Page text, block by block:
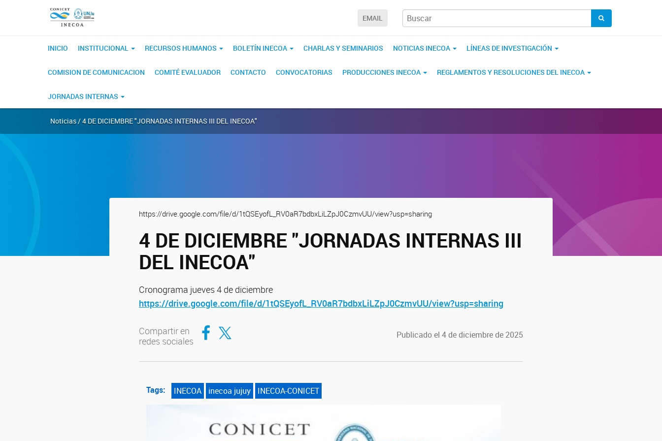
EMAIL
INICIO INSTITUCIONAL RECURSOS HUMANOS BOLETÍN INECOA CHARLAS Y SEMINARIOS NOTICIAS INECOA LÍNEAS DE INVESTIGACIÓN
COMISION DE COMUNICACION COMITÉ EVALUADOR CONTACTO CONVOCATORIAS PRODUCCIONES INECOA REGLAMENTOS Y RESOLUCIONES DEL INECOA
JORNADAS INTERNAS
Noticias / 4 DE DICIEMBRE "JORNADAS INTERNAS III DEL INECOA"
https://drive.google.com/file/d/1tQSEyofL_RV0aR7bdbxLiLZpJ0CzmvUU/view?usp=sharing
4 DE DICIEMBRE "JORNADAS INTERNAS III
DEL INECOA"
Cronograma jueves 4 de diciembre
https://drive.google.com/file/d/1tQSEyofL_RV0aR7bdbxLiLZpJ0CzmvUU/view?usp=sharing
Compartir en
redes sociales
Compartir en Facebook
Compartir en Twitter Publicado el 4 de diciembre de 2025
Tags: INECOA inecoa jujuy INECOA-CONICET